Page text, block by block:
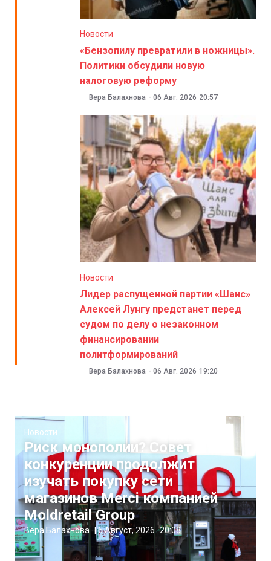
Новости
«Бензопилу превратили в ножницы».
Политики обсудили новую
налоговую реформу
Вера Балахнова - 06 Авг. 2026 20:57
Новости
Лидер распущенной партии «Шанс»
Алексей Лунгу предстанет перед
судом по делу о незаконном
финансировании
политформирований
Вера Балахнова - 06 Авг. 2026 19:20
Новости
Риск монополии? Совет
конкуренции продолжит
изучать покупку сети
магазинов Merci компанией
Moldretail Group
Вера Балахнова 6 Август, 2026 20:08